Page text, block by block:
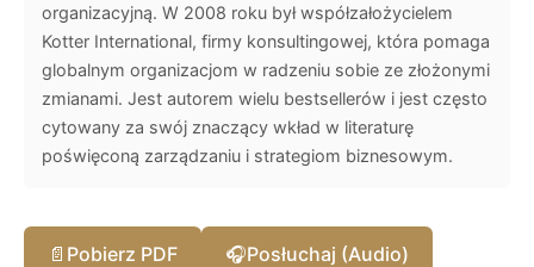
organizacyjną. W 2008 roku był współzałożycielem
Kotter International, firmy konsultingowej, która pomaga
globalnym organizacjom w radzeniu sobie ze złożonymi
zmianami. Jest autorem wielu bestsellerów i jest często
cytowany za swój znaczący wkład w literaturę
poświęconą zarządzaniu i strategiom biznesowym.
📄 Pobierz PDF 🎧Posłuchaj (Audio)